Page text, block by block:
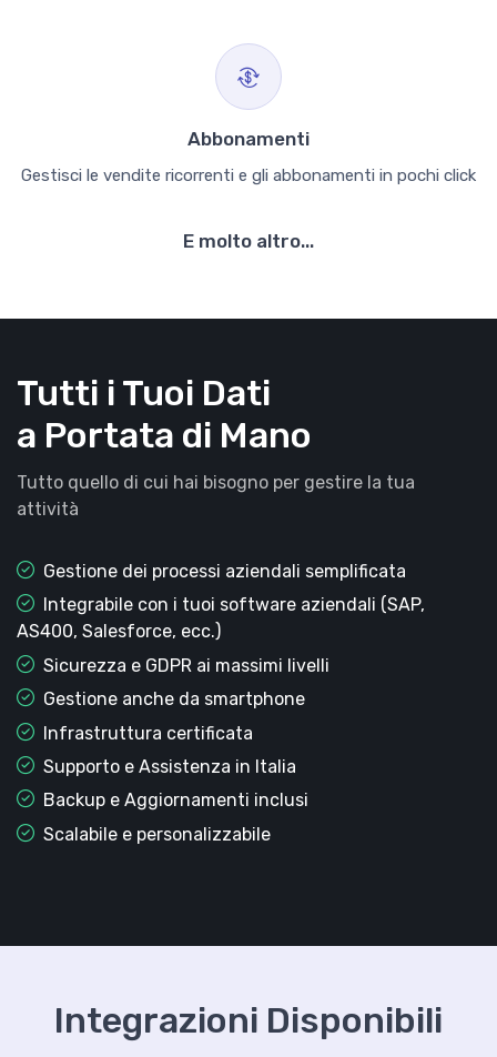
Abbonamenti
Gestisci le vendite ricorrenti e gli abbonamenti in pochi click
E molto altro...
Tutti i Tuoi Dati
a Portata di Mano
Tutto quello di cui hai bisogno per gestire la tua
attività
Gestione dei processi aziendali semplificata
Integrabile con i tuoi software aziendali (SAP,
AS400, Salesforce, ecc.)
Sicurezza e GDPR ai massimi livelli
Gestione anche da smartphone
Infrastruttura certificata
Supporto e Assistenza in Italia
Backup e Aggiornamenti inclusi
Scalabile e personalizzabile
Integrazioni Disponibili